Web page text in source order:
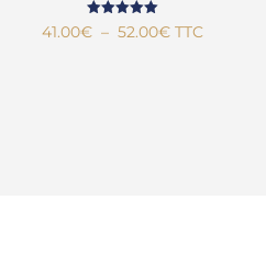
Note
5.00
41.00€ – 52.00€Plage
TTC